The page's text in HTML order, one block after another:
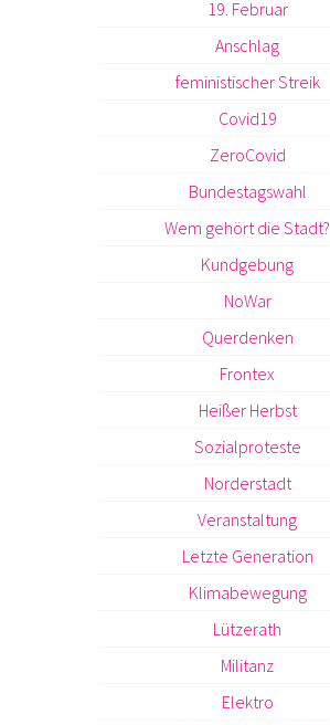
19. Februar
Anschlag
feministischer Streik
Covid19
ZeroCovid
Bundestagswahl
Wem gehört die Stadt?
Kundgebung
NoWar
Querdenken
Frontex
Heißer Herbst
Sozialproteste
Norderstadt
Veranstaltung
Letzte Generation
Klimabewegung
Lützerath
Militanz
Elektro